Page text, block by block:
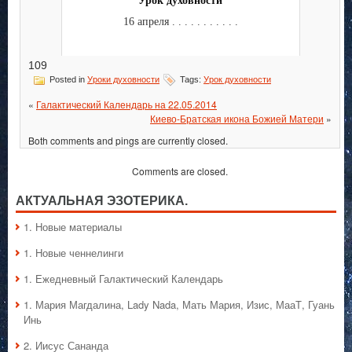
16 апреля . . . . . . . . . . .
109
Posted in Уроки духовности Tags: Урок духовности
« Галактический Календарь на 22.05.2014
Киево-Братская икона Божией Матери »
Both comments and pings are currently closed.
Comments are closed.
АКТУАЛЬНАЯ ЭЗОТЕРИКА.
1. Hовые материалы
1. Hовые ченнелинги
1. Ежедневный Галактический Календарь
1. Мария Магдалина, Lady Nada, Мать Мария, Изис, МааТ, Гуань
Инь
2. Иисус Сананда